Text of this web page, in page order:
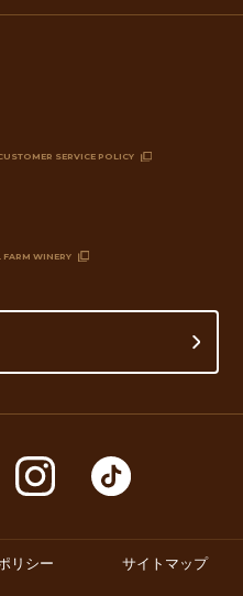
SERVICE POLICY
FARM WINERY
リシー サイトマップ